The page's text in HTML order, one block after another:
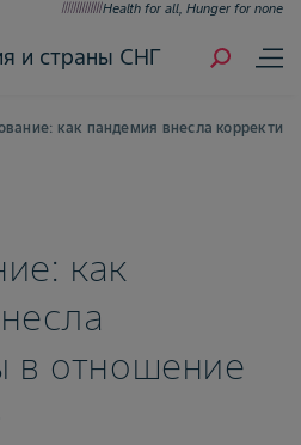
Health for all, Hunger for none
и страны СНГ
как пандемия внесла
как
в отношение